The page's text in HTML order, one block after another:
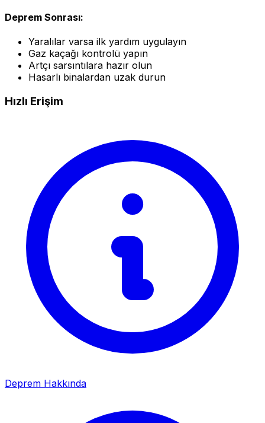
Deprem Sonrası:
Yaralılar varsa ilk yardım uygulayın
Gaz kaçağı kontrolü yapın
Artçı sarsıntılara hazır olun
Hasarlı binalardan uzak durun
Hızlı Erişim
Deprem Hakkında